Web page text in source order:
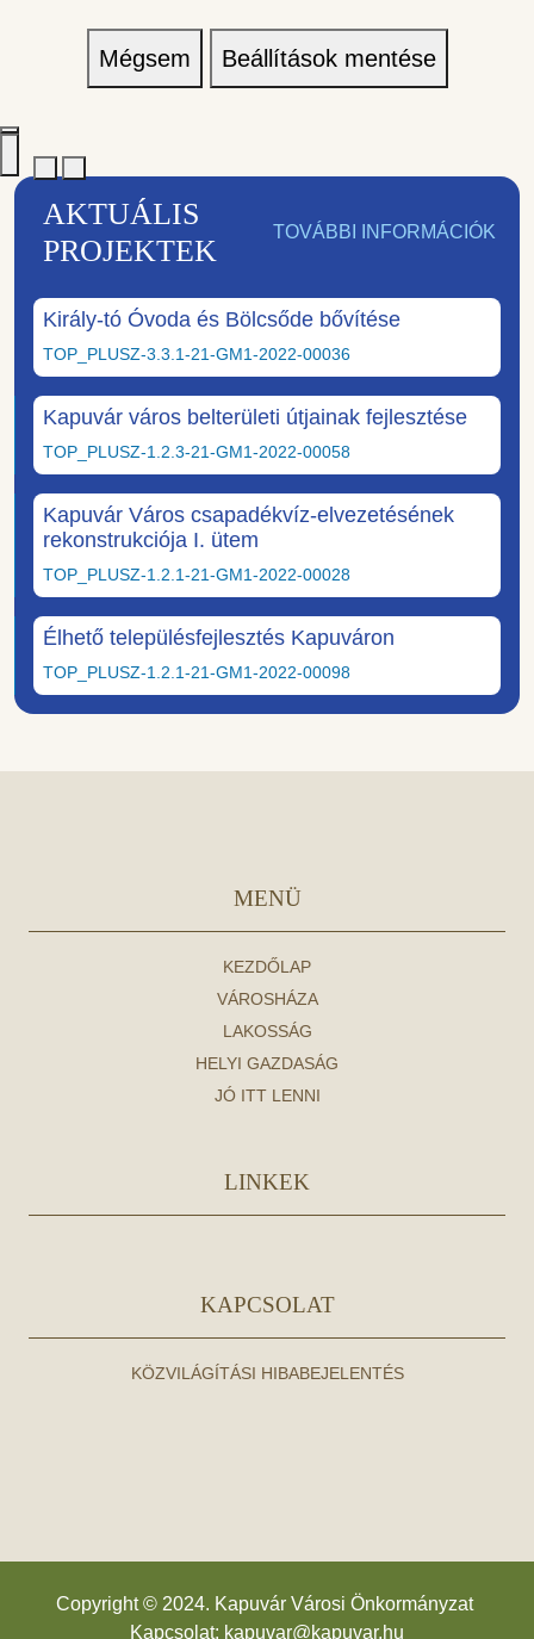
Mégsem Beállítások mentése
AKTUÁLIS
PROJEKTEK
TOVÁBBI INFORMÁCIÓK
Király-tó Óvoda és Bölcsőde bővítése
TOP_PLUSZ-3.3.1-21-GM1-2022-00036
Kapuvár város belterületi útjainak fejlesztése
TOP_PLUSZ-1.2.3-21-GM1-2022-00058
Kapuvár Város csapadékvíz-elvezetésének
rekonstrukciója I. ütem
TOP_PLUSZ-1.2.1-21-GM1-2022-00028
Élhető településfejlesztés Kapuváron
TOP_PLUSZ-1.2.1-21-GM1-2022-00098
MENÜ
KEZDŐLAP
VÁROSHÁZA
LAKOSSÁG
HELYI GAZDASÁG
JÓ ITT LENNI
LINKEK
KAPCSOLAT
KÖZVILÁGÍTÁSI HIBABEJELENTÉS
Copyright © 2024. Kapuvár Városi Önkormányzat
Kapcsolat: kapuvar@kapuvar.hu